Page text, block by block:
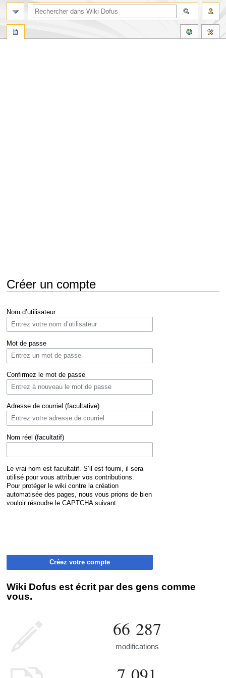
Créer un compte
à
navigation
à
recherche
Nom d’utilisateur
Mot de passe
Confirmez le mot de passe
Adresse de courriel (facultative)
Nom réel (facultatif)
Le vrai nom est facultatif. S’il est fourni, il sera
utilisé pour vous attribuer vos contributions.
Pour protéger le wiki contre la création
automatisée des pages, nous vous prions de bien
vouloir résoudre le CAPTCHA suivant:
Créez votre compte
Wiki Dofus est écrit par des gens comme
vous.
66 287
modifications